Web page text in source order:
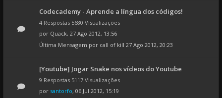
Codecademy - Aprende a língua dos códigos!
4 Respostas 5680 Visualizações
por Quack, 27 Ago 2012, 13:56
Última Mensagem por call of kill 27 Ago 2012, 20:23
[Youtube] Jogar Snake nos vídeos do Youtube
9 Respostas 5117 Visualizações
por santorfo, 06 Jul 2012, 15:19